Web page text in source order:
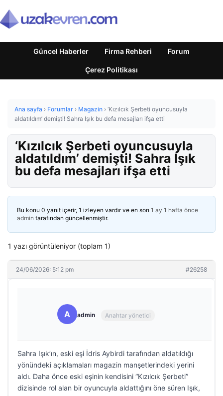
Güncel Haberler Firma Rehberi Forum
Çerez Politikası
Ana sayfa › Forumlar › Magazin › ‘Kızılcık Şerbeti oyuncusuyla
aldatıldım’ demişti! Sahra Işık bu defa mesajları ifşa etti
‘Kızılcık Şerbeti oyuncusuyla
aldatıldım’ demişti! Sahra Işık
bu defa mesajları ifşa etti
Bu konu 0 yanıt içerir, 1 izleyen vardır ve en son 1 ay 1 hafta önce
admin tarafından güncellenmiştir.
1 yazı görüntüleniyor (toplam 1)
24/06/2026: 5:12 pm #26258
A admin Anahtar yönetici
Sahra Işık’ın, eski eşi İdris Aybirdi tarafından aldatıldığı
yönündeki açıklamaları magazin manşetlerindeki yerini
aldı. Daha önce eski eşinin kendisini “Kızılcık Şerbeti”
dizisinde rol alan bir oyuncuyla aldattığını öne süren Işık,